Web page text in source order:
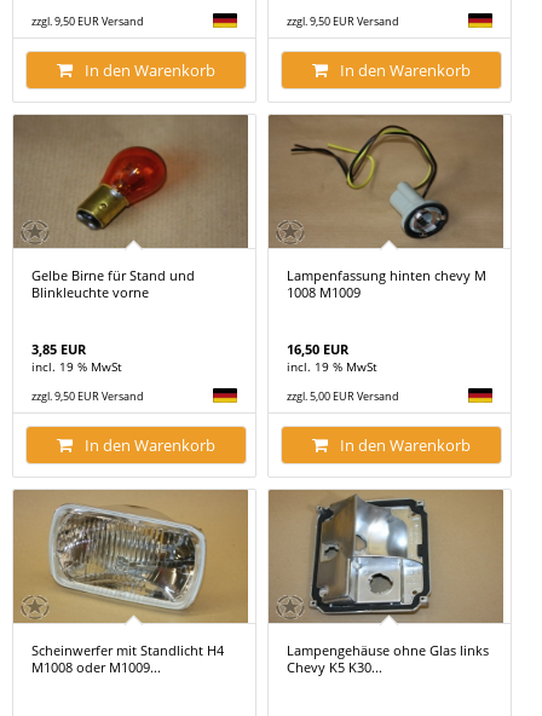
zzgl. 9,50 EUR Versand
In den Warenkorb
zzgl. 9,50 EUR Versand
In den Warenkorb
Gelbe Birne für Stand und
Blinkleuchte vorne
3,85 EUR
incl. 19 % MwSt
zzgl. 9,50 EUR Versand
In den Warenkorb
Lampenfassung hinten chevy M
1008 M1009
16,50 EUR
incl. 19 % MwSt
zzgl. 5,00 EUR Versand
In den Warenkorb
Scheinwerfer mit Standlicht H4
M1008 oder M1009...
Lampengehäuse ohne Glas links
Chevy K5 K30...